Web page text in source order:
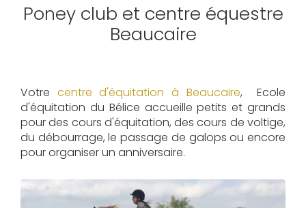
Poney club et centre équestre
Beaucaire
Votre centre d'équitation à Beaucaire, Ecole
d'équitation du Bélice accueille petits et grands
pour des cours d'équitation, des cours de voltige,
du débourrage, le passage de galops ou encore
pour organiser un anniversaire.